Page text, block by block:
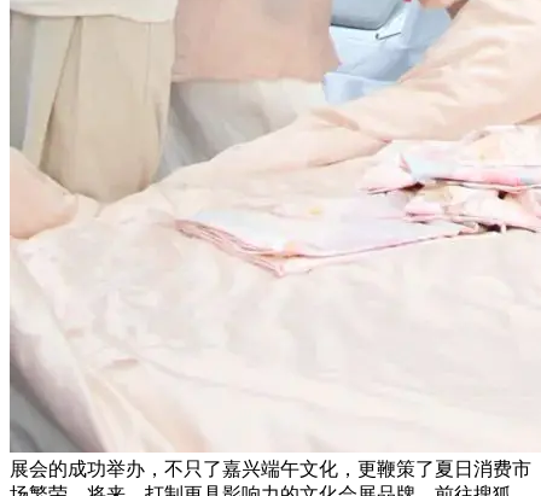
展会的成功举办，不只了嘉兴端午文化，更鞭策了夏日消费市